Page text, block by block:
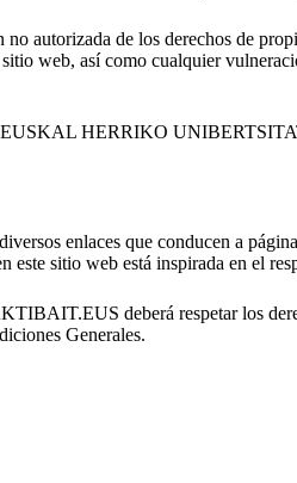
no autorizada de los derechos
web, así como cualquier
HERRIKO
enlaces que conducen a
sitio web está inspirada en el
deberá respetar
Generales.